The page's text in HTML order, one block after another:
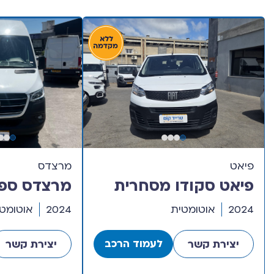
פיאט
פיאט סקודו מסחרית
שנת 2024 דגם LARGE
2024 אוטומטית
יצירת קשר לעמוד הרכב
מרצדס
גבוה
2024
יצירת קשר